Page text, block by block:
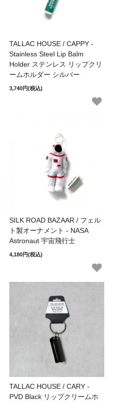
TALLAC HOUSE / CAPPY -
Stainless Steel Lip Balm
Holder ステンレス リップクリ
ームホルダー シルバー
3,740円(税込)
SILK ROAD BAZAAR / フェル
ト製オーナメント - NASA
Astronaut 宇宙飛行士
4,180円(税込)
TALLAC HOUSE / CARY -
PVD Black リップクリームホ